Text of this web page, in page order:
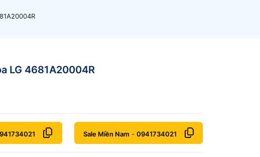
LG 4681A20004R
Sale Miền Nam -0941734021